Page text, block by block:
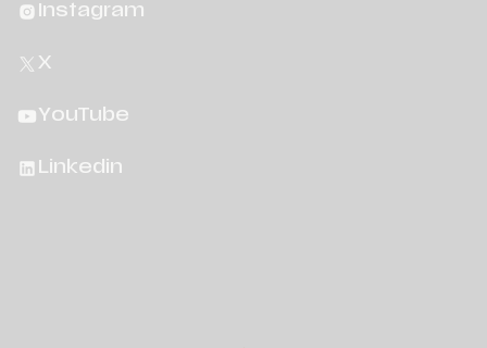
Instagram
X
YouTube
Linkedin